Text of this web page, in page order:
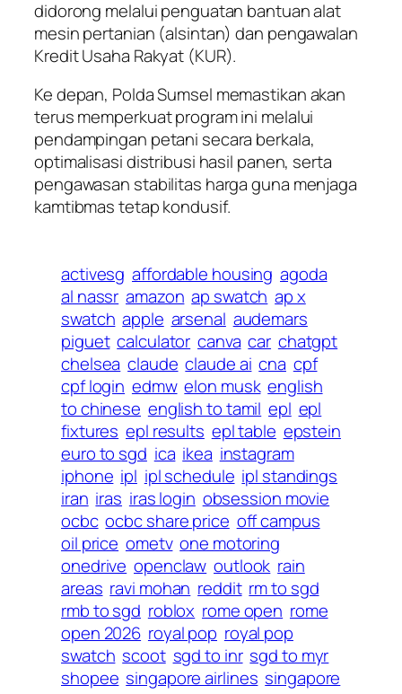
didorong melalui penguatan bantuan alat
mesin pertanian (alsintan) dan pengawalan
Kredit Usaha Rakyat (KUR).
Ke depan, Polda Sumsel memastikan akan
terus memperkuat program ini melalui
pendampingan petani secara berkala,
optimalisasi distribusi hasil panen, serta
pengawasan stabilitas harga guna menjaga
kamtibmas tetap kondusif.
activesg affordable housing agoda
al nassr amazon ap swatch ap x
swatch apple arsenal audemars
piguet calculator canva car chatgpt
chelsea claude claude ai cna cpf
cpf login edmw elon musk english
to chinese english to tamil epl epl
fixtures epl results epl table epstein
euro to sgd ica ikea instagram
iphone ipl ipl schedule ipl standings
iran iras iras login obsession movie
ocbc ocbc share price off campus
oil price ometv one motoring
onedrive openclaw outlook rain
areas ravi mohan reddit rm to sgd
rmb to sgd roblox rome open rome
open 2026 royal pop royal pop
swatch scoot sgd to inr sgd to myr
shopee singapore airlines singapore